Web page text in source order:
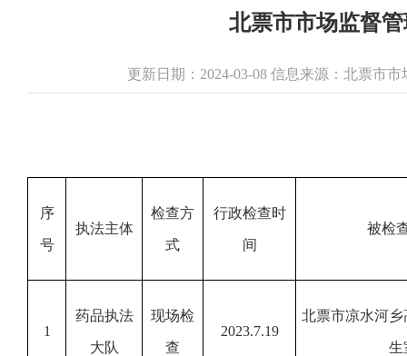
北票市市场监督
更新日期：2024-03-08 信息来源：北票市
序
号
执法主体
检查方
式
行政检查时
间
被检
1
药品执法
大队
现场检
查
2023.7.19
北票市凉水河
生